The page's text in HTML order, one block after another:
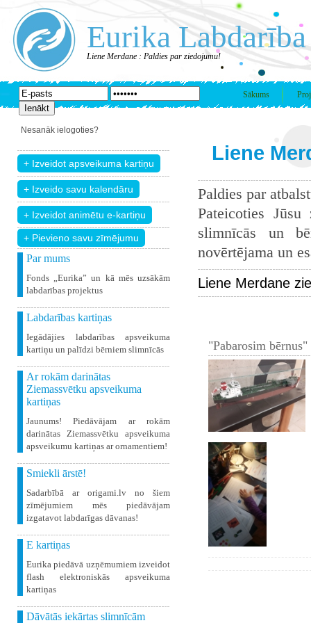
Eurika Labdarība
Liene Merdane : Paldies par ziedojumu!
Sākums
Nesanāk ielogoties?
+ Pievieno savu zīmējumu
Par mums
Fonds „Eurika” un kā mēs uzsākām
labdarības projektus
Labdarības kartiņas
Iegādājies labdarības apsveikuma
kartiņu un palīdzi bērniem slimnīcās
Ar rokām darinātas
Ziemassvētku apsveikuma
kartiņas
Jaunums! Piedāvājam ar rokām
darinātas Ziemassvētku apsveikuma
apsveikumu kartiņas ar ornamentiem!
Smiekli ārstē!
Sadarbībā ar origami.lv no šiem
zīmējumiem mēs piedāvājam
izgatavot labdarīgas dāvanas!
E kartiņas
Eurika piedāvā uzņēmumiem izveidot
flash elektroniskās apsveikuma
kartiņas
Dāvātās iekārtas slimnīcām
Liene
Paldies par
Pateicoties
slimnīcās un
novērtējama un
Liene Merdane
"Pabarosim